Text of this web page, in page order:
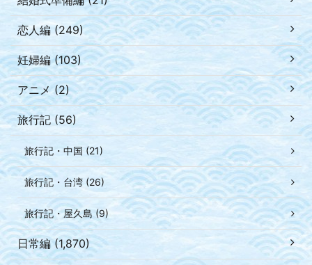
恋人編 (249)
妊婦編 (103)
アニメ (2)
旅行記 (56)
旅行記・中国 (21)
旅行記・台湾 (26)
旅行記・屋久島 (9)
日常編 (1,870)